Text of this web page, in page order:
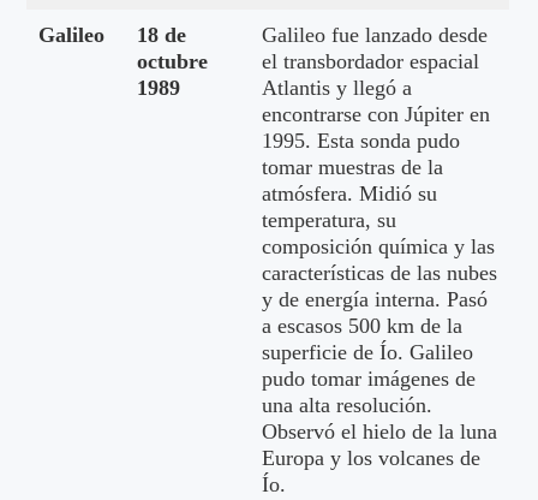
Galileo
18 de
octubre
1989
Galileo fue lanzado desde
el transbordador espacial
Atlantis y llegó a
encontrarse con Júpiter en
1995. Esta sonda pudo
tomar muestras de la
atmósfera. Midió su
temperatura, su
composición química y las
características de las nubes
y de energía interna. Pasó
a escasos 500 km de la
superficie de Ío. Galileo
pudo tomar imágenes de
una alta resolución.
Observó el hielo de la luna
Europa y los volcanes de
Ío.